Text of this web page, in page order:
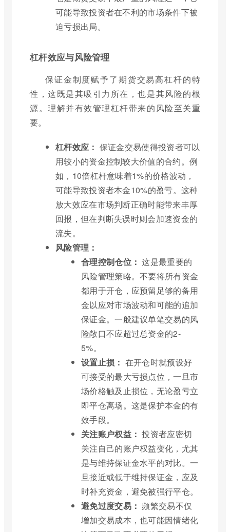
可能导致投资者在不利的市场条件下被
迫亏损出局。
杠杆效应与风险管理
保证金制度赋予了期货交易高杠杆的特
性，这既是其吸引力所在，也是其风险的根
源。理解并有效管理杠杆带来的风险至关重
要。
杠杆效应： 保证金交易使得投资者可以
用较小的资金控制较大价值的合约。例
如，10倍杠杆意味着1%的价格波动，
可能导致投资者本金10%的盈亏。这种
放大效应在市场判断正确时能带来丰厚
回报，但在判断失误时则会加速资金的
流失。
风险管理：
合理控制仓位： 这是最重要的
风险管理策略。不要将所有资金
都用于开仓，应预留足够的备用
金以应对市场波动和可能的追加
保证金。一般建议单笔交易的风
险敞口不应超过总资金的2-
5%。
设置止损： 在开仓时就预设好
可接受的最大亏损点位，一旦市
场价格触及止损位，无论盈亏立
即平仓离场。这是保护本金的有
效手段。
关注账户权益： 投资者应密切
关注自己的账户权益变化，尤其
是与维持保证金水平的对比。一
旦接近或低于维持保证金，应及
时补充资金，避免被强行平仓。
避免过度交易： 频繁交易不仅
增加交易成本，也可能因情绪化